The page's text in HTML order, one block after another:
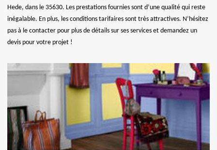
Hede, dans le 35630. Les prestations fournies sont d’une qualité qui reste
inégalable. En plus, les conditions tarifaires sont très attractives. N’hésitez
pas à le contacter pour plus de détails sur ses services et demandez un
devis pour votre projet !